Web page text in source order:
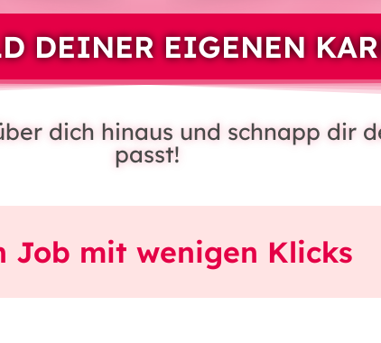
DEINER EIGENEN
dich hinaus und schnapp dir
passt!
Job mit wenigen Klicks